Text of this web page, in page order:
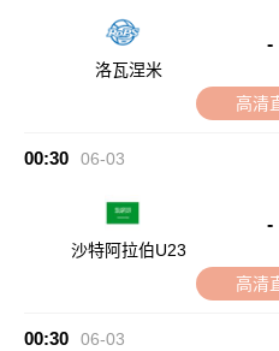
洛瓦涅米
-
高清
00:30 06-03
沙特阿拉伯U23
-
高清
00:30 06-03